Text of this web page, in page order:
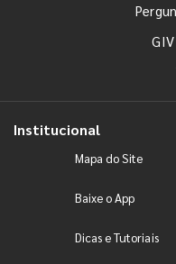
Institucional
Mapa do Site
Baixe o App
Dicas e Tutoriais